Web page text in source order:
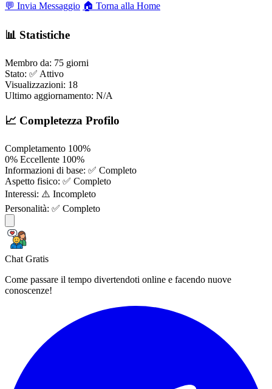
💬 Invia Messaggio 🏠 Torna alla Home
📊 Statistiche
Membro da: 75 giorni
Stato: ✅ Attivo
Visualizzazioni: 18
Ultimo aggiornamento: N/A
📈 Completezza Profilo
Completamento 100%
0% Eccellente 100%
Informazioni di base: ✅ Completo
Aspetto fisico: ✅ Completo
Interessi: ⚠️ Incompleto
Personalità: ✅ Completo
Chat Gratis
Come passare il tempo divertendoti online e facendo nuove
conoscenze!